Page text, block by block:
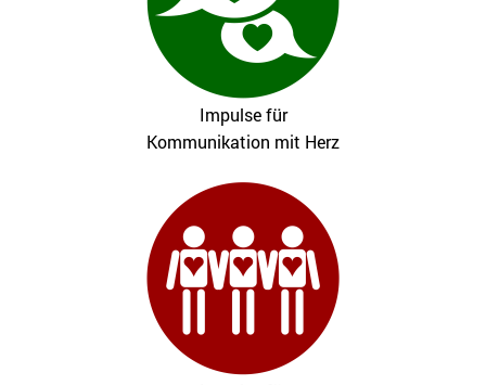
Impulse für
Kommunikation mit Herz